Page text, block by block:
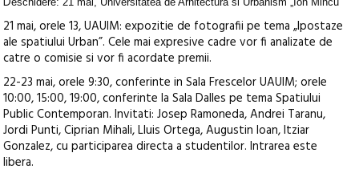
21 mai, orele 13, UAUIM: expozitie de fotografii pe tema „Ipostaze
ale spatiului Urban”. Cele mai expresive cadre vor fi analizate de
catre o comisie si vor fi acordate premii.
22-23 mai, orele 9:30, conferinte in Sala Frescelor UAUIM; orele
10:00, 15:00, 19:00, conferinte la Sala Dalles pe tema Spatiului
Public Contemporan. Invitati: Josep Ramoneda, Andrei Taranu,
Jordi Punti, Ciprian Mihali, Lluis Ortega, Augustin Ioan, Itziar
Gonzalez, cu participarea directa a studentilor. Intrarea este
libera.